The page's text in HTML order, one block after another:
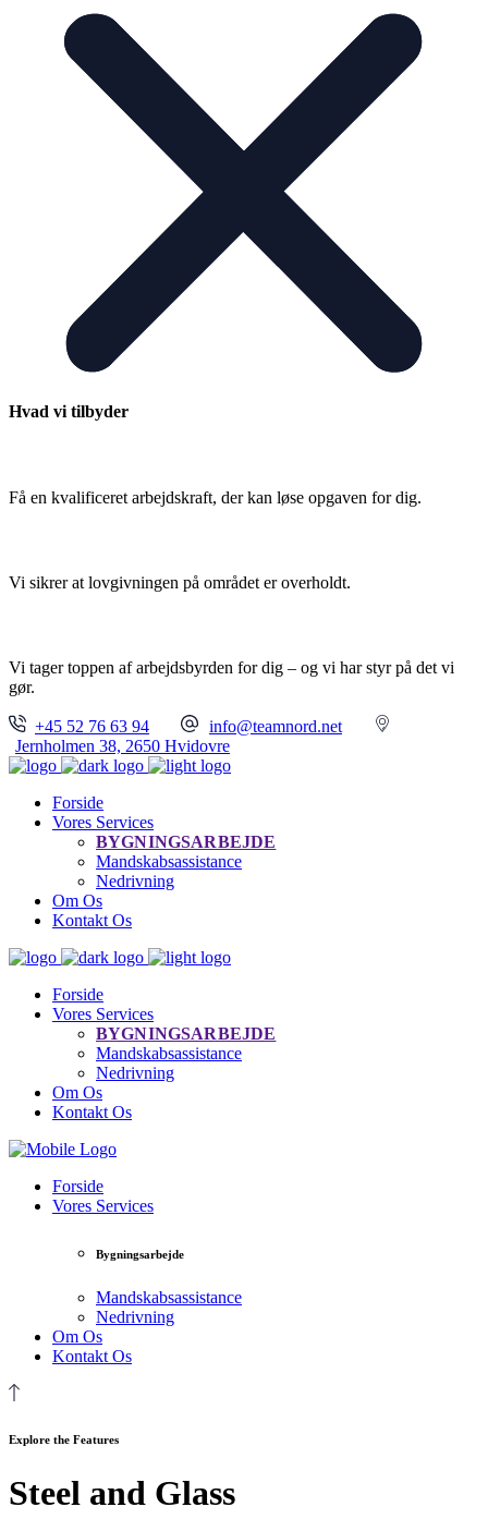
Hvad vi tilbyder
Få en kvalificeret arbejdskraft, der kan løse opgaven for dig.
Vi sikrer at lovgivningen på området er overholdt.
Vi tager toppen af arbejdsbyrden for dig – og vi har styr på det vi
gør.
+45 52 76 63 94
info@teamnord.net
Jernholmen 38, 2650 Hvidovre
Forside
Vores Services
BYGNINGSARBEJDE
Mandskabsassistance
Nedrivning
Om Os
Kontakt Os
Forside
Vores Services
BYGNINGSARBEJDE
Mandskabsassistance
Nedrivning
Om Os
Kontakt Os
Forside
Vores Services
Bygningsarbejde
Mandskabsassistance
Nedrivning
Om Os
Kontakt Os
Explore the Features
Steel and Glass